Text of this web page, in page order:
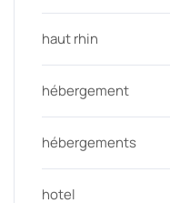
haut rhin
hébergement
hébergements
hotel